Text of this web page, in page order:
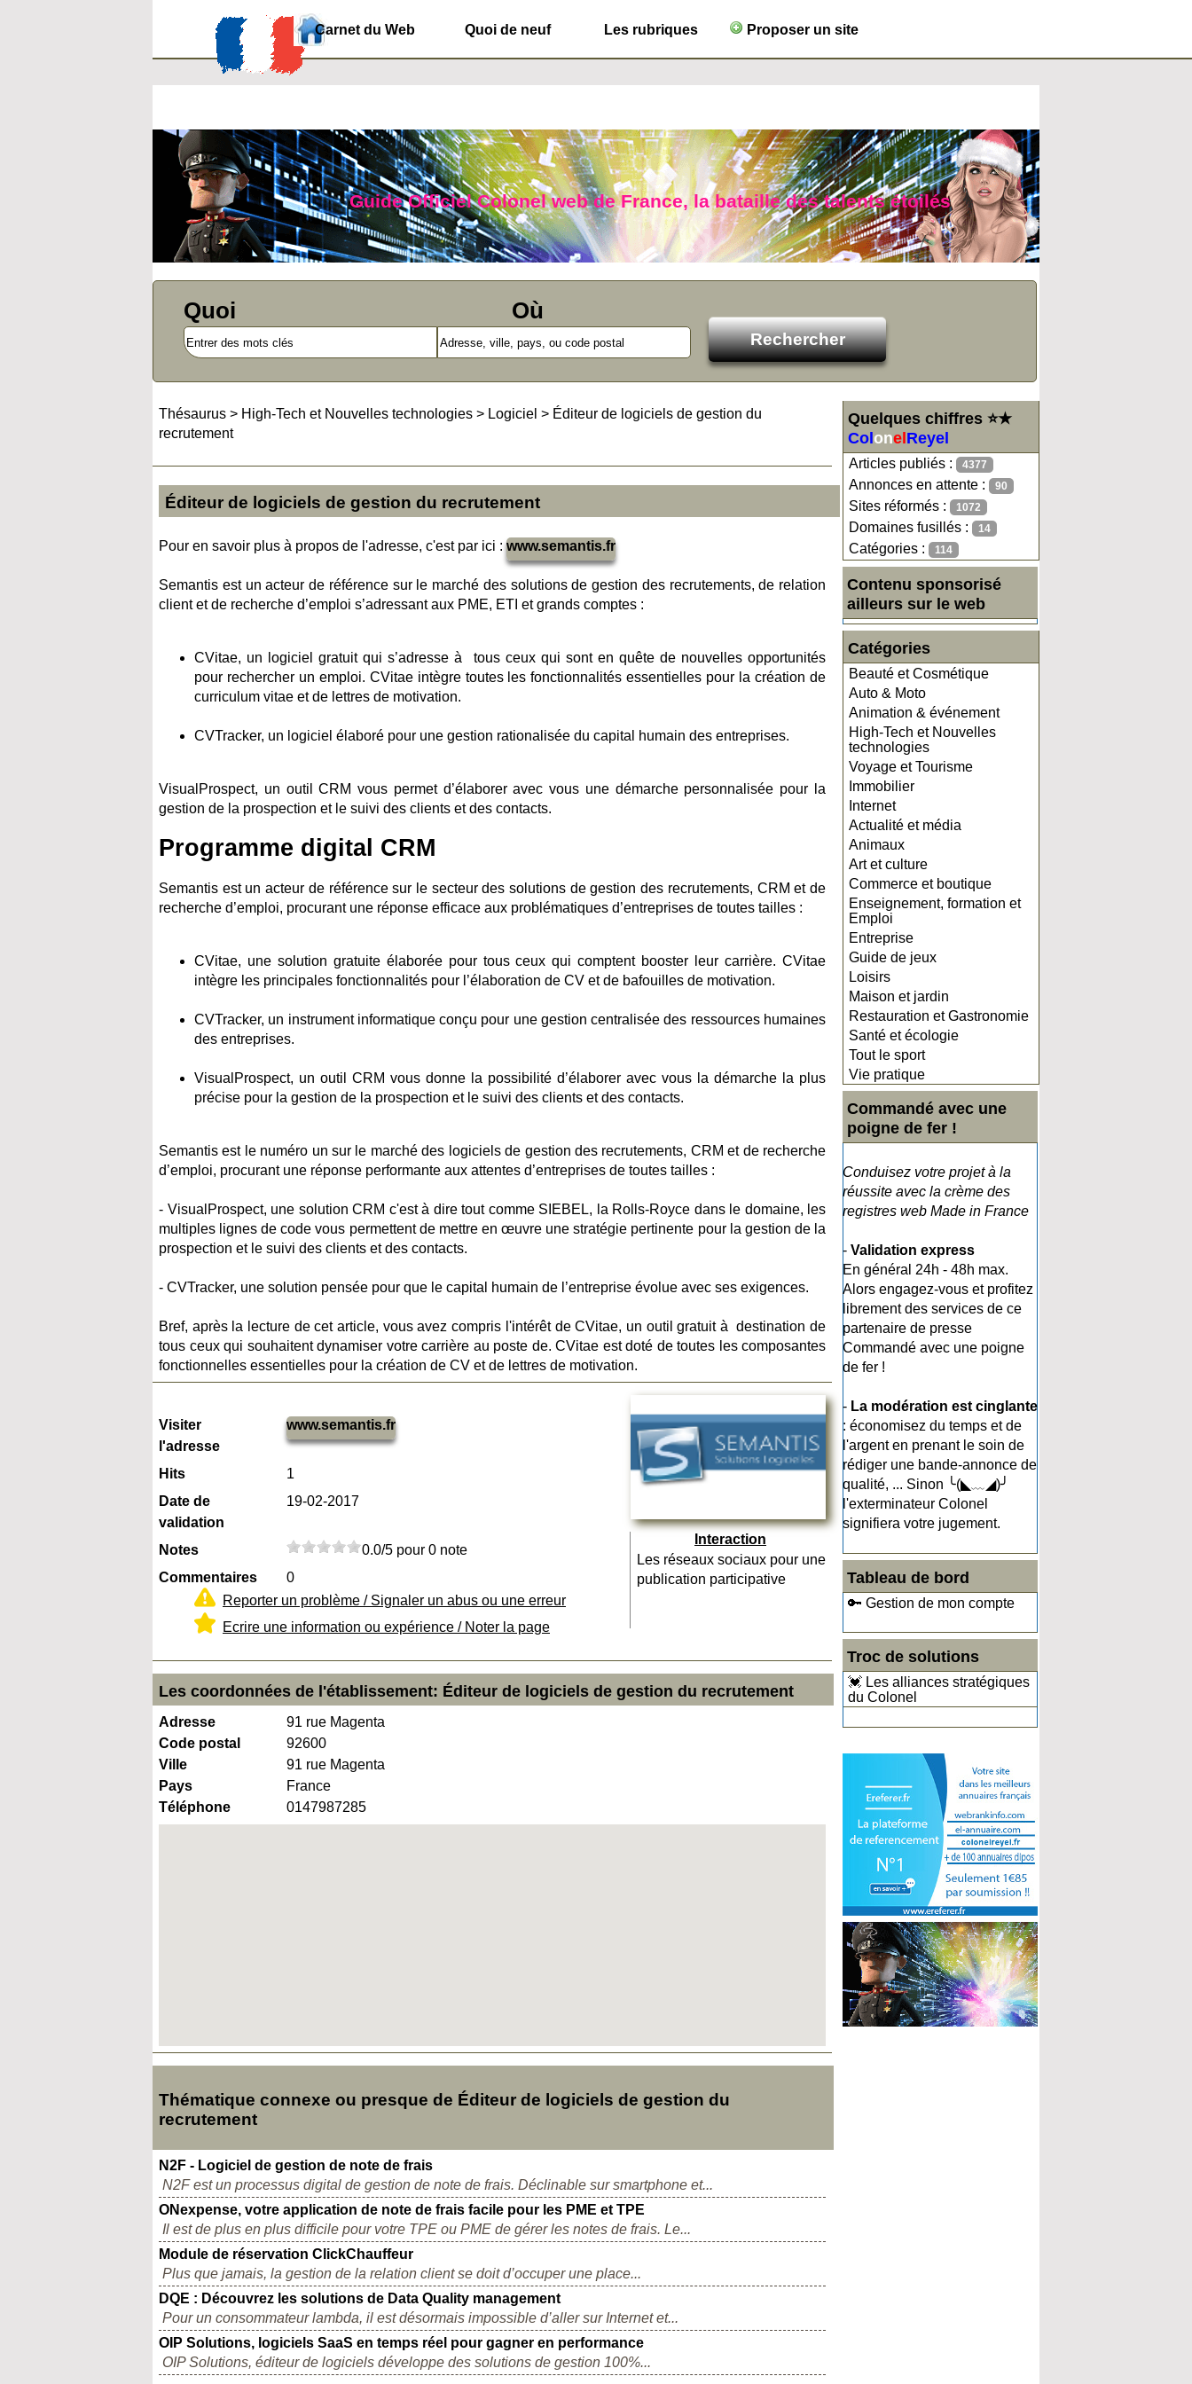
Carnet du Web Quoi de neuf Les rubriques Proposer un site
Guide Officiel Colonel web de France, la bataille des talents étoilés
Quoi Où
Quelques chiffres ⭐★
Col onel Reyel
Articles publiés : 4377
Annonces en attente : 90
Sites réformés : 1072
Domaines fusillés : 14
Catégories : 114
Contenu sponsorisé
ailleurs sur le web
Catégories
Beauté et Cosmétique
Auto & Moto
Animation & événement
High-Tech et Nouvelles
technologies
Voyage et Tourisme
Immobilier
Internet
Actualité et média
Animaux
Art et culture
Commerce et boutique
Enseignement, formation et
Emploi
Entreprise
Guide de jeux
Loisirs
Maison et jardin
Restauration et Gastronomie
Santé et écologie
Tout le sport
Vie pratique
Commandé avec une
poigne de fer !
Conduisez votre projet à la
réussite avec la crème des
registres web Made in France
- Validation express
En général 24h - 48h max.
Alors engagez-vous et profitez
librement des services de ce
partenaire de presse
Commandé avec une poigne
de fer !
- La modération est cinglante
: économisez du temps et de
l'argent en prenant le soin de
rédiger une bande-annonce de
qualité, ... Sinon ╰(◣﹏◢)╯
l'exterminateur Colonel
signifiera votre jugement.
Tableau de bord
🔑 Gestion de mon compte
Troc de solutions
💓 Les alliances stratégiques
du Colonel
Thésaurus > High-Tech et Nouvelles technologies > Logiciel > Éditeur de logiciels de gestion du
recrutement
Éditeur de logiciels de gestion du recrutement
Pour en savoir plus à propos de l'adresse, c'est par ici :www.semantis.fr
Semantis est un acteur de référence sur le marché des solutions de gestion des recrutements, de relation
client et de recherche d’emploi s’adressant aux PME, ETI et grands comptes :
CVitae, un logiciel gratuit qui s’adresse à tous ceux qui sont en quête de nouvelles opportunités
pour rechercher un emploi. CVitae intègre toutes les fonctionnalités essentielles pour la création de
curriculum vitae et de lettres de motivation.
CVTracker, un logiciel élaboré pour une gestion rationalisée du capital humain des entreprises.
VisualProspect, un outil CRM vous permet d’élaborer avec vous une démarche personnalisée pour la
gestion de la prospection et le suivi des clients et des contacts.
Programme digital CRM
Semantis est un acteur de référence sur le secteur des solutions de gestion des recrutements, CRM et de
recherche d’emploi, procurant une réponse efficace aux problématiques d’entreprises de toutes tailles :
CVitae, une solution gratuite élaborée pour tous ceux qui comptent booster leur carrière. CVitae
intègre les principales fonctionnalités pour l’élaboration de CV et de bafouilles de motivation.
CVTracker, un instrument informatique conçu pour une gestion centralisée des ressources humaines
des entreprises.
VisualProspect, un outil CRM vous donne la possibilité d’élaborer avec vous la démarche la plus
précise pour la gestion de la prospection et le suivi des clients et des contacts.
Semantis est le numéro un sur le marché des logiciels de gestion des recrutements, CRM et de recherche
d’emploi, procurant une réponse performante aux attentes d’entreprises de toutes tailles :
- VisualProspect, une solution CRM c'est à dire tout comme SIEBEL, la Rolls-Royce dans le domaine, les
multiples lignes de code vous permettent de mettre en œuvre une stratégie pertinente pour la gestion de la
prospection et le suivi des clients et des contacts.
- CVTracker, une solution pensée pour que le capital humain de l’entreprise évolue avec ses exigences.
Bref, après la lecture de cet article, vous avez compris l'intérêt de CVitae, un outil gratuit à destination de
tous ceux qui souhaitent dynamiser votre carrière au poste de. CVitae est doté de toutes les composantes
fonctionnelles essentielles pour la création de CV et de lettres de motivation.
Visiter
l'adresse
www.semantis.fr
Hits
1
Date de
validation
19-02-2017
Notes
0.0/5 pour 0 note
Commentaires
0
Reporter un problème / Signaler un abus ou une erreur
Ecrire une information ou expérience / Noter la page
Interaction
Les réseaux sociaux pour une
publication participative
Les coordonnées de l'établissement: Éditeur de logiciels de gestion du recrutement
Adresse
91 rue Magenta
Code postal
92600
Ville
91 rue Magenta
Pays
France
Téléphone
0147987285
Thématique connexe ou presque de Éditeur de logiciels de gestion du
recrutement
N2F - Logiciel de gestion de note de frais
N2F est un processus digital de gestion de note de frais. Déclinable sur smartphone et...
ONexpense, votre application de note de frais facile pour les PME et TPE
Il est de plus en plus difficile pour votre TPE ou PME de gérer les notes de frais. Le...
Module de réservation ClickChauffeur
Plus que jamais, la gestion de la relation client se doit d’occuper une place...
DQE : Découvrez les solutions de Data Quality management
Pour un consommateur lambda, il est désormais impossible d’aller sur Internet et...
OIP Solutions, logiciels SaaS en temps réel pour gagner en performance
OIP Solutions, éditeur de logiciels développe des solutions de gestion 100%...